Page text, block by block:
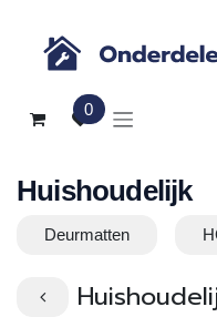
0
Huishoudelijk
Deurmatten